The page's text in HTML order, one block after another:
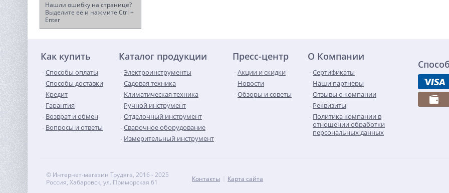
Пила аккумуляторная
WORX WG324E , 20В, 2 Ач
Нашли ошибку на странице?
Выделите её и нажмите Ctrl +
Enter
Как купить
Способы оплаты
Способы доставки
Кредит
Гарантия
Возврат и обмен
Вопросы и ответы
Каталог продукции
Электроинструменты
Садовая техника
Климатическая техника
Ручной инструмент
Отделочный инструмент
Сварочное оборудование
Измерительный инструмент
Пресс-центр
Акции и скидки
Новости
Обзоры и советы
О Компании
Сертификаты
Наши партнеры
Отзывы о компании
Реквизиты
Политика компании в
отношении обработки
персональных данных
© Интернет-магазин Трудяга, 2016 - 2025
Россия, Хабаровск, ул. Приморская 61
Контакты Карта сайта